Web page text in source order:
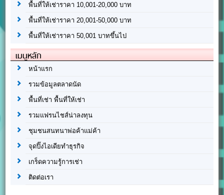
พื้นที่ให้เช่าราคา 10,001-20,000 บาท
พื้นที่ให้เช่าราคา 20,001-50,000 บาท
พื้นที่ให้เช่าราคา 50,001 บาทขึ้นไป
เมนูหลัก
หน้าแรก
รวมข้อมูลตลาดนัด
พื้นที่เช่า พื้นที่ให้เช่า
รวมแฟรนไชส์น่าลงทุน
ชุมชนสนทนาพ่อค้าแม่ค้า
จุดปิ๊งไอเดียทำธุรกิจ
เกร็ดความรู้การเช่า
ติดต่อเรา